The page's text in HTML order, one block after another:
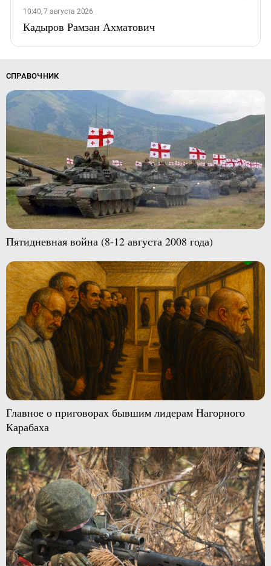
10:40, 7 августа 2026
Кадыров Рамзан Ахматович
СПРАВОЧНИК
Пятидневная война (8-12 августа 2008 года)
Главное о приговорах бывшим лидерам Нагорного
Карабаха